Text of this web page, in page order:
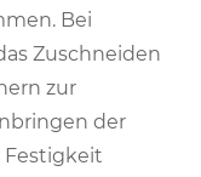
Bei
Zuschneiden
zur
der
Festigkeit